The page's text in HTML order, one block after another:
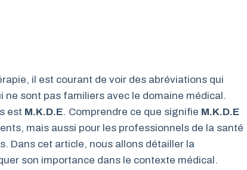
il est courant de voir des abréviations qui
sont pas familiers avec le domaine médical.
est M.K.D.E. Comprendre ce que signifie M.K.D.E
mais aussi pour les professionnels de la santé
Dans cet article, nous allons détailler la
son importance dans le contexte médical.